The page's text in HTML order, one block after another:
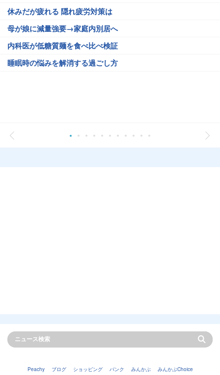
休みだが疲れる 隠れ疲労対策は
母が娘に減量強要→家庭内別居へ
内科医が低糖質麺を食べ比べ検証
睡眠時の悩みを解消する過ごし方
Peachy ブログ ショッピング バンク みんかぶ みんかぶChoice